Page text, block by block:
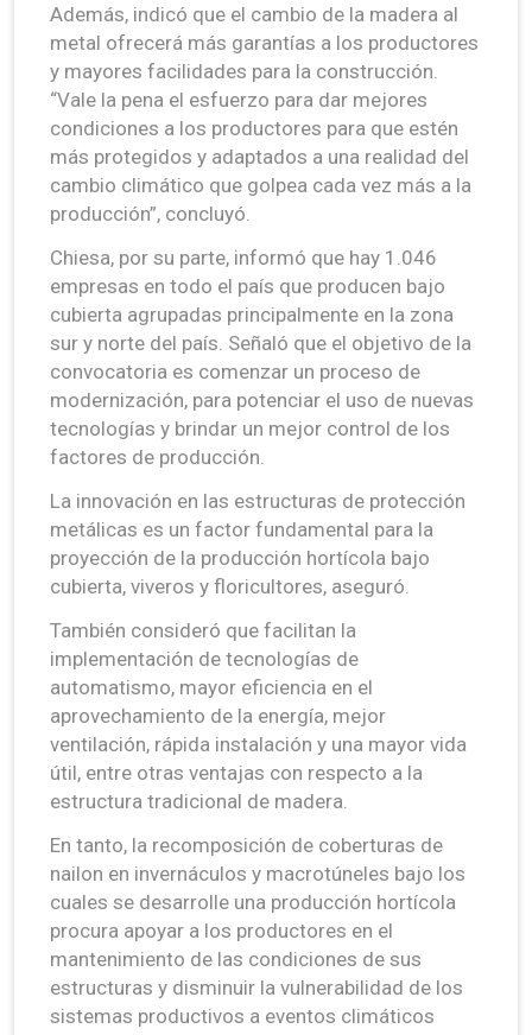
Además, indicó que el cambio de la madera al
metal ofrecerá más garantías a los productores
y mayores facilidades para la construcción.
“Vale la pena el esfuerzo para dar mejores
condiciones a los productores para que estén
más protegidos y adaptados a una realidad del
cambio climático que golpea cada vez más a la
producción”, concluyó.
Chiesa, por su parte, informó que hay 1.046
empresas en todo el país que producen bajo
cubierta agrupadas principalmente en la zona
sur y norte del país. Señaló que el objetivo de la
convocatoria es comenzar un proceso de
modernización, para potenciar el uso de nuevas
tecnologías y brindar un mejor control de los
factores de producción.
La innovación en las estructuras de protección
metálicas es un factor fundamental para la
proyección de la producción hortícola bajo
cubierta, viveros y floricultores, aseguró.
También consideró que facilitan la
implementación de tecnologías de
automatismo, mayor eficiencia en el
aprovechamiento de la energía, mejor
ventilación, rápida instalación y una mayor vida
útil, entre otras ventajas con respecto a la
estructura tradicional de madera.
En tanto, la recomposición de coberturas de
nailon en invernáculos y macrotúneles bajo los
cuales se desarrolle una producción hortícola
procura apoyar a los productores en el
mantenimiento de las condiciones de sus
estructuras y disminuir la vulnerabilidad de los
sistemas productivos a eventos climáticos